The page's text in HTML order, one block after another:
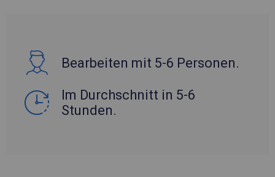
Bearbeiten mit 5-6 Personen.
Im Durchschnitt in 5-6
Stunden.